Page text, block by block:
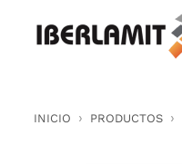
INICIO PRODUCTOS